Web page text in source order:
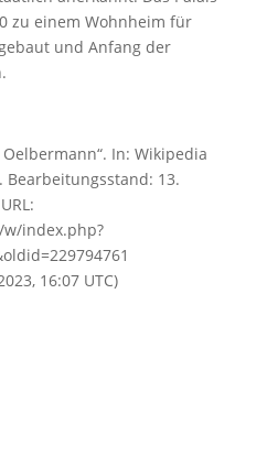
zu einem Wohnheim für
und Anfang der
In: Wikipedia
Bearbeitungsstand: 13.
index.php?
16:07 UTC)